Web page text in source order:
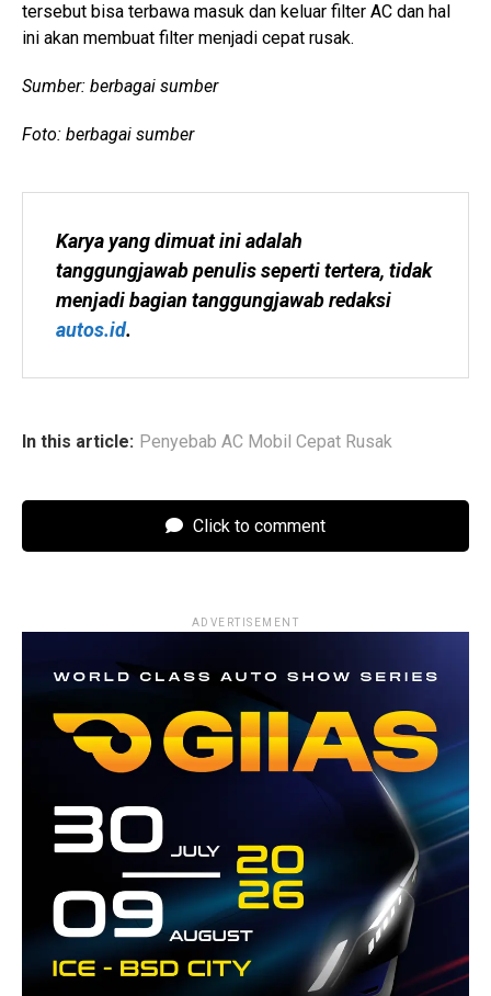
tersebut bisa terbawa masuk dan keluar filter AC dan hal
ini akan membuat filter menjadi cepat rusak.
Sumber: berbagai sumber
Foto: berbagai sumber
Karya yang dimuat ini adalah
tanggungjawab penulis seperti tertera, tidak
autos.id.
In this article: Penyebab AC Mobil Cepat Rusak
Click to comment
ADVERTISEMENT